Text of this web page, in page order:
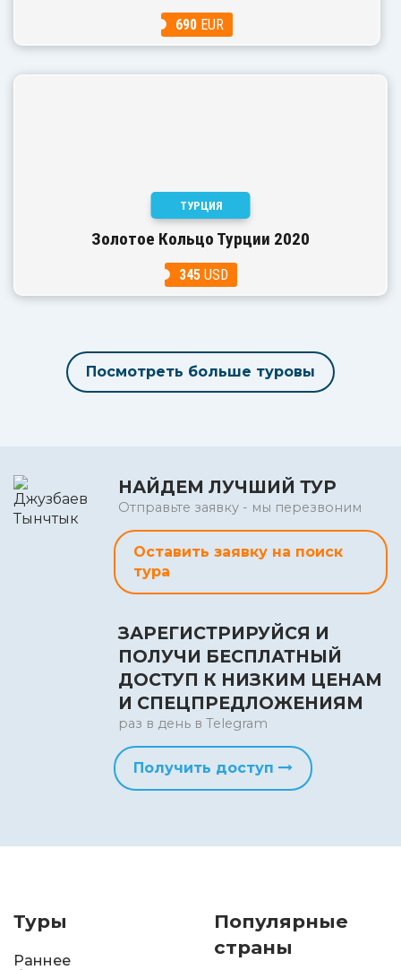
690EUR
ТУРЦИЯ
Золотое Кольцо Турции 2020
345USD
Посмотреть больше туровы
НАЙДЕМ ЛУЧШИЙ ТУР
Отправьте заявку - мы перезвоним
Оставить заявку на поиск
тура
ЗАРЕГИСТРИРУЙСЯ И
ПОЛУЧИ БЕСПЛАТНЫЙ
ДОСТУП К НИЗКИМ ЦЕНАМ
И СПЕЦПРЕДЛОЖЕНИЯМ
раз в день в Telegram
Получить доступ
Туры
Раннее
Популярные
страны